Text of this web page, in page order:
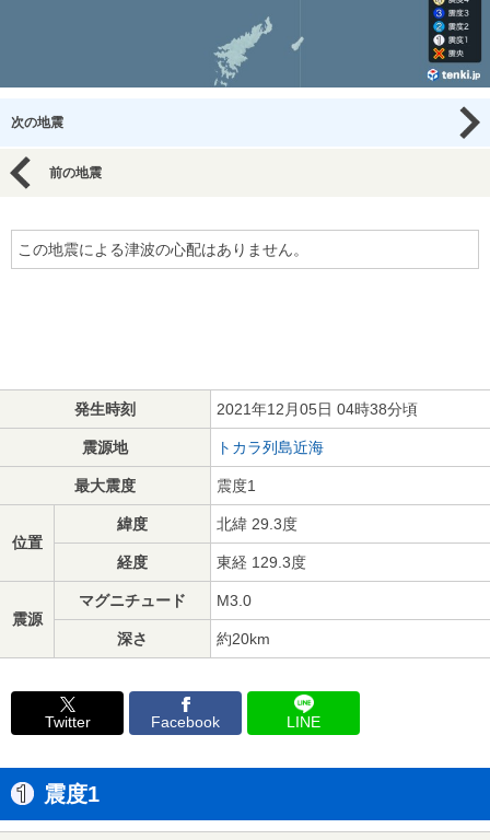
次の地震
前の地震
この地震による津波の心配はありません。
発生時刻 2021年12月05日 04時38分頃
震源地 トカラ列島近海
最大震度 震度1
位置
緯度 北緯 29.3度
経度 東経 129.3度
震源
マグニチュード M3.0
深さ 約20km
Twitter Facebook LINE
震度1